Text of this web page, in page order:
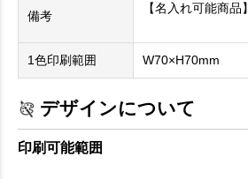
備考
【名入れ可能商品】
1色印刷範囲 W70×H70mm
デザインについて
印刷可能範囲